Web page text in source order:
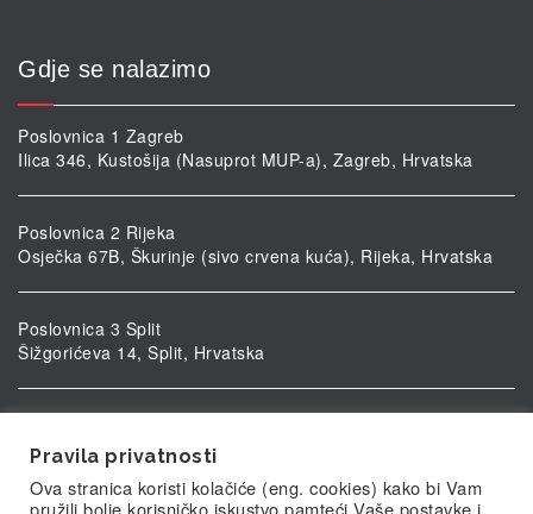
Gdje se nalazimo
Poslovnica 1 Zagreb
Ilica 346, Kustošija (Nasuprot MUP-a), Zagreb, Hrvatska
Poslovnica 2 Rijeka
Osječka 67B, Škurinje (sivo crvena kuća), Rijeka, Hrvatska
Poslovnica 3 Split
Šižgorićeva 14, Split, Hrvatska
Ulica kardinala Alojzija Stepinca 5, Vukovar, Hrvatska
Pravila privatnosti
Ova stranica koristi kolačiće (eng. cookies) kako bi Vam
pružili bolje korisničko iskustvo pamteći Vaše postavke i